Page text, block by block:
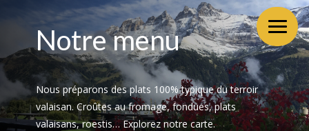
Notre menu
Nous préparons des plats 100% typique du terroir
valaisan. Croûtes au fromage, fondues, plats
valaisans, roestis… Explorez notre carte.